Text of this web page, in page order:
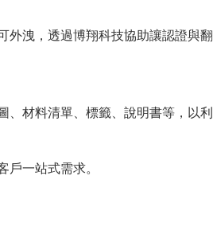
外洩，透過博翔科技協助讓認證與翻
、材料清單、標籤、說明書等，以利
一站式需求。